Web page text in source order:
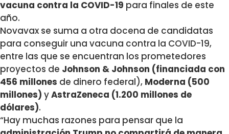
vacuna contra la COVID-19 para finales de este
año.
Novavax se suma a otra docena de candidatas
para conseguir una vacuna contra la COVID-19,
entre las que se encuentran los prometedores
proyectos de Johnson & Johnson (financiada con
456 millones de dinero federal), Moderna (500
millones) yAstraZeneca (1.200 millones de
dólares).
“Hay muchas razones para pensar que la